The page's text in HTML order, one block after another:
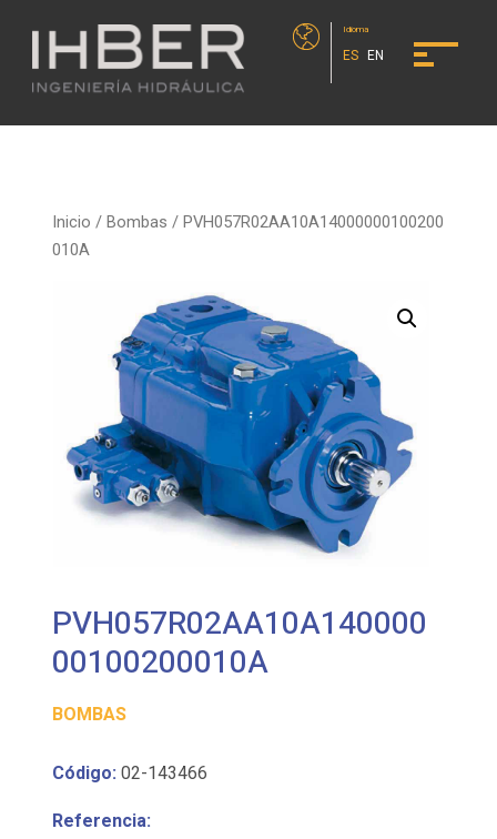
Idioma
ES EN
Inicio /Bombas / PVH057R02AA10A14000000100200
010A
PVH057R02AA10A140000
00100200010A
BOMBAS
Código: 02-143466
Referencia: